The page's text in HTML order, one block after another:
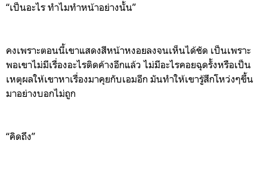
“เป็นอะไร ทำไมทำหน้าอย่างนั้น”
คงเพราะตอนนี้เขาแสดงสีหน้าหงอยลงจนเห็นได้ชัด เป็นเพราะ
พอเขาไม่มีเรื่องอะไรติดค้างอีกแล้ว ไม่มีอะไรคอยฉุดรั้งหรือเป็น
เหตุผลให้เขาหาเรื่องมาคุยกับเอมอีก มันทำให้เขารู้สึกโหว่งๆขึ้น
มาอย่างบอกไม่ถูก
“คิดถึง”